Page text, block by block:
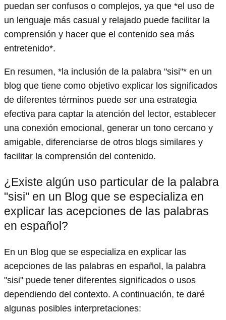
puedan ser confusos o complejos, ya que *el uso de
un lenguaje más casual y relajado puede facilitar la
comprensión y hacer que el contenido sea más
entretenido*.
En resumen, *la inclusión de la palabra "sisi"* en un
blog que tiene como objetivo explicar los significados
de diferentes términos puede ser una estrategia
efectiva para captar la atención del lector, establecer
una conexión emocional, generar un tono cercano y
amigable, diferenciarse de otros blogs similares y
facilitar la comprensión del contenido.
¿Existe algún uso particular de la palabra
"sisi" en un Blog que se especializa en
explicar las acepciones de las palabras
en español?
En un Blog que se especializa en explicar las
acepciones de las palabras en español, la palabra
"sisi" puede tener diferentes significados o usos
dependiendo del contexto. A continuación, te daré
algunas posibles interpretaciones: